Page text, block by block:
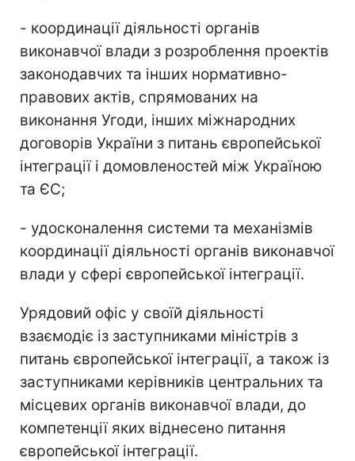
- координації діяльності органів
виконавчої влади з розроблення проектів
законодавчих та інших нормативно-
правових актів, спрямованих на
виконання Угоди, інших міжнародних
договорів України з питань європейської
інтеграції і домовленостей між Україною
та ЄС;
- удосконалення системи та механізмів
координації діяльності органів виконавчої
влади у сфері європейської інтеграції.
Урядовий офіс у своїй діяльності
взаємодіє із заступниками міністрів з
питань європейської інтеграції, а також із
заступниками керівників центральних та
місцевих органів виконавчої влади, до
компетенції яких віднесено питання
європейської інтеграції.